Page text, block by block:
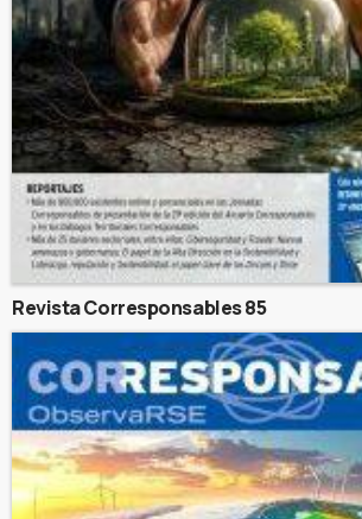
Revista Corresponsables 85